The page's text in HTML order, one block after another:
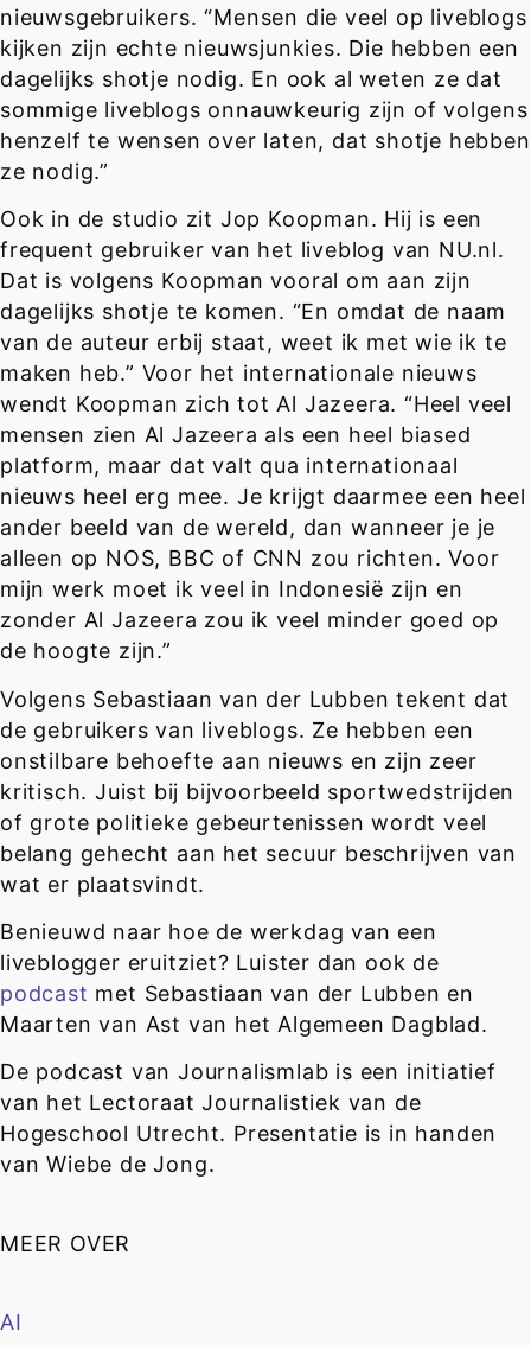
nieuwsgebruikers. “Mensen die veel op liveblogs
kijken zijn echte nieuwsjunkies. Die hebben een
dagelijks shotje nodig. En ook al weten ze dat
sommige liveblogs onnauwkeurig zijn of volgens
henzelf te wensen over laten, dat shotje hebben
ze nodig.”
Ook in de studio zit Jop Koopman. Hij is een
frequent gebruiker van het liveblog van NU.nl.
Dat is volgens Koopman vooral om aan zijn
dagelijks shotje te komen. “En omdat de naam
van de auteur erbij staat, weet ik met wie ik te
maken heb.” Voor het internationale nieuws
wendt Koopman zich tot Al Jazeera. “Heel veel
mensen zien Al Jazeera als een heel biased
platform, maar dat valt qua internationaal
nieuws heel erg mee. Je krijgt daarmee een heel
ander beeld van de wereld, dan wanneer je je
alleen op NOS, BBC of CNN zou richten. Voor
mijn werk moet ik veel in Indonesië zijn en
zonder Al Jazeera zou ik veel minder goed op
de hoogte zijn.”
Volgens Sebastiaan van der Lubben tekent dat
de gebruikers van liveblogs. Ze hebben een
onstilbare behoefte aan nieuws en zijn zeer
kritisch. Juist bij bijvoorbeeld sportwedstrijden
of grote politieke gebeurtenissen wordt veel
belang gehecht aan het secuur beschrijven van
wat er plaatsvindt.
Benieuwd naar hoe de werkdag van een
liveblogger eruitziet? Luister dan ook de
podcast met Sebastiaan van der Lubben en
Maarten van Ast van het Algemeen Dagblad.
De podcast van Journalismlab is een initiatief
van het Lectoraat Journalistiek van de
Hogeschool Utrecht. Presentatie is in handen
van Wiebe de Jong.
MEER OVER
AI